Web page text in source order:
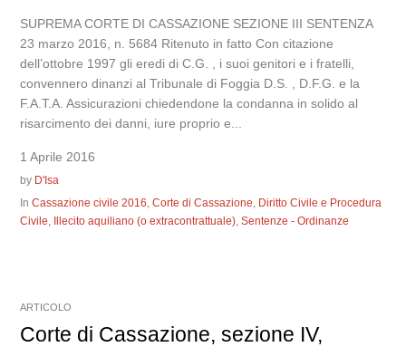
SUPREMA CORTE DI CASSAZIONE SEZIONE III SENTENZA
23 marzo 2016, n. 5684 Ritenuto in fatto Con citazione
dell’ottobre 1997 gli eredi di C.G. , i suoi genitori e i fratelli,
convennero dinanzi al Tribunale di Foggia D.S. , D.F.G. e la
F.A.T.A. Assicurazioni chiedendone la condanna in solido al
risarcimento dei danni, iure proprio e...
1 Aprile 2016
by D'Isa
InCassazione civile 2016,Corte di Cassazione, Diritto Civile e Procedura
Civile, Illecito aquiliano (o extracontrattuale),Sentenze - Ordinanze
ARTICOLO
Corte di Cassazione, sezione IV,